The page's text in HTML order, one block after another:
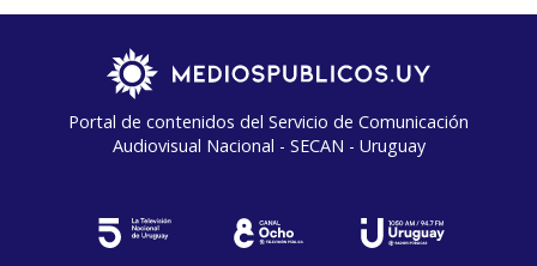
Portal de contenidos del Servicio de Comunicación
Audiovisual Nacional - SECAN - Uruguay